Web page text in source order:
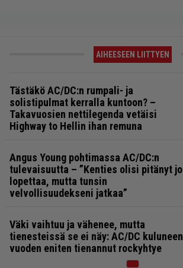
AIHEESEEN LIITTYEN
Tästäkö AC/DC:n rumpali- ja
solistipulmat kerralla kuntoon? –
Takavuosien nettilegenda vetäisi
Highway to Hellin ihan remuna
Angus Young pohtimassa AC/DC:n
tulevaisuutta – ”Kenties olisi pitänyt jo
lopettaa, mutta tunsin
velvollisuudekseni jatkaa”
Väki vaihtuu ja vähenee, mutta
tienesteissä se ei näy: AC/DC kuluneen
vuoden eniten tienannut rockyhtye